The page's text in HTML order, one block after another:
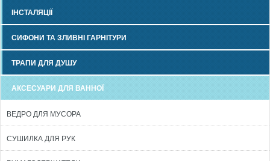
ІНСТАЛЯЦІЇ
СИФОНИ ТА ЗЛИВНІ ГАРНІТУРИ
ТРАПИ ДЛЯ ДУШУ
АКСЕСУАРИ ДЛЯ ВАННОЇ
ВЕДРО ДЛЯ МУСОРА
СУШИЛКА ДЛЯ РУК